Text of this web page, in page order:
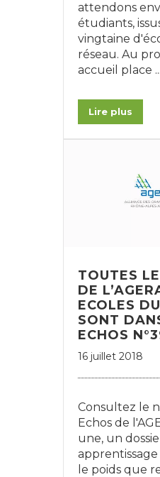
attendons
étudiants,
vingtaine
réseau. Au
accueil place ...
Lire plus
TOUTES
DE
ECOLES
SONT
ECHOS
16 juillet 2018
Consultez le
Echos de
une, un
le poids que